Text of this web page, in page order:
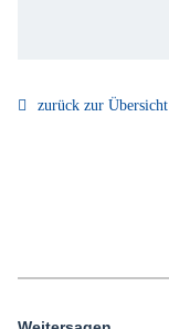
zurück zur Übersicht